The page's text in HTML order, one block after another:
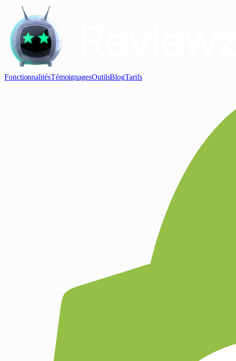
FonctionnalitésTémoignagesOutilsBlogTarifs